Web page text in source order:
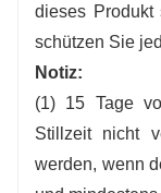
dieses Produkt
schützen Sie
Notiz:
(1) 15 Tage
Stillzeit nicht
werden, wenn